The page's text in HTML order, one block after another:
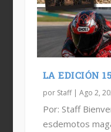
LA EDICIÓN
por Staff| Ago 2,
Por: Staff
esdemotos